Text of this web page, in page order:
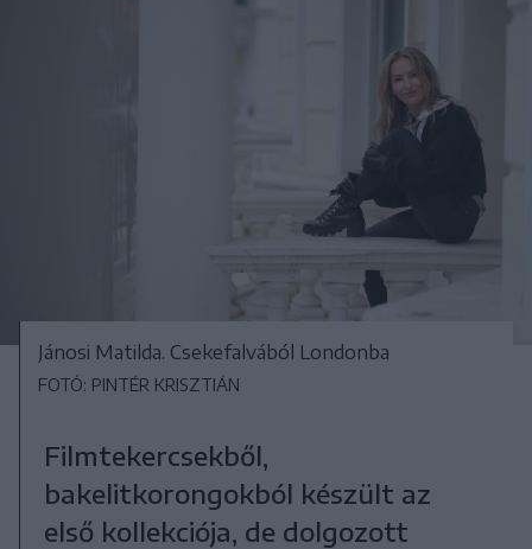
Jánosi Matilda. Csekefalvából Londonba
FOTÓ: PINTÉR KRISZTIÁN
Filmtekercsekből,
bakelitkorongokból készült az
első kollekciója, de dolgozott